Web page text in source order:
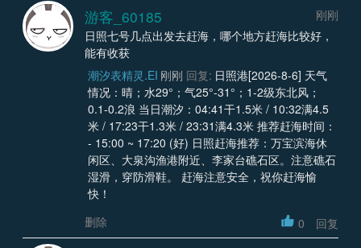
游客_60185
刚刚
日照七号几点出发去赶海，哪个地方赶海比较好，
能有收获
潮汐表精灵.EI 刚刚 回复: 日照港[2026-8-6] 天气
情况：晴；水29°；气25°-31°；1-2级东北风；
0.1-0.2浪 当日潮汐：04:41干1.5米 / 10:32满4.5
米 / 17:23干1.3米 / 23:31满4.3米 推荐赶海时间：
- 15:00 ~ 17:20 (好) 日照赶海推荐：万宝滨海休
闲区、大泉沟渔港附近、李家台礁石区。注意礁石
湿滑，穿防滑鞋。 赶海注意安全，祝你赶海愉
快！
删除
0 回复